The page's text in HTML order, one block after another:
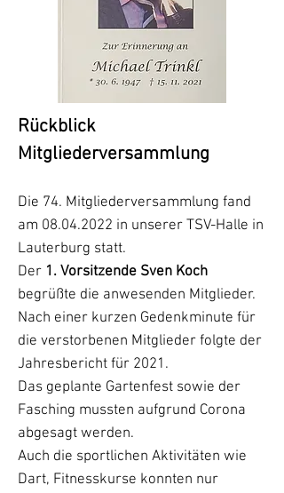
Rückblick
Mitgliederversammlung
Die 74. Mitgliederversammlung fand
am 08.04.2022 in unserer TSV-Halle in
Lauterburg statt.
Der 1. Vorsitzende Sven Koch
begrüßte die anwesenden Mitglieder.
Nach einer kurzen Gedenkminute für
die verstorbenen Mitglieder folgte der
Jahresbericht für 2021.
Das geplante Gartenfest sowie der
Fasching mussten aufgrund Corona
abgesagt werden.
Auch die sportlichen Aktivitäten wie
Dart, Fitnesskurse konnten nur